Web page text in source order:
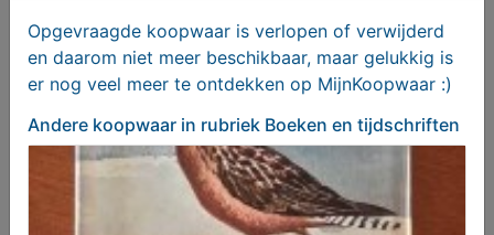
Vatican city - Orazio Petrosillo
Opgevraagde koopwaar is verlopen of verwijderd
en daarom niet meer beschikbaar, maar gelukkig is
er nog veel meer te ontdekken op MijnKoopwaar :)
Andere koopwaar in rubriek Boeken en tijdschriften